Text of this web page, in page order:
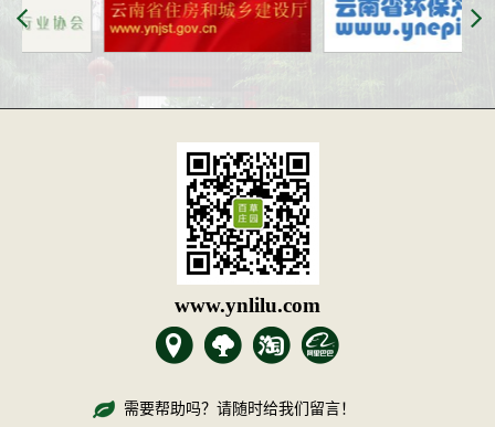
www.ynlilu.com
需要帮助吗？请随时给我们留言！